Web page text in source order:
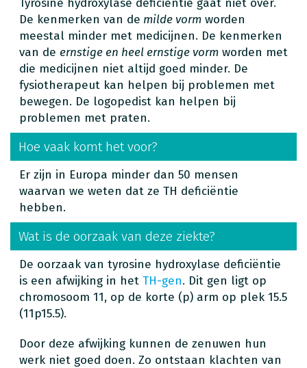
De kenmerken van de milde vorm worden
meestal minder met medicijnen. De kenmerken
van de ernstige en heel ernstige vorm worden met
die medicijnen niet altijd goed minder. De
fysiotherapeut kan helpen bij problemen met
bewegen. De logopedist kan helpen bij
problemen met praten.
Hoe vaak komt het voor?
Er zijn in Europa minder dan 50 mensen
waarvan we weten dat ze TH deficiëntie
hebben.
Wat is de oorzaak van deze ziekte?
De oorzaak van tyrosine hydroxylase deficiëntie
is een afwijking in het TH-gen. Dit gen ligt op
chromosoom 11, op de korte (p) arm op plek 15.5
(11p15.5).
Door deze afwijking kunnen de zenuwen hun
werk niet goed doen. Zo ontstaan klachten van